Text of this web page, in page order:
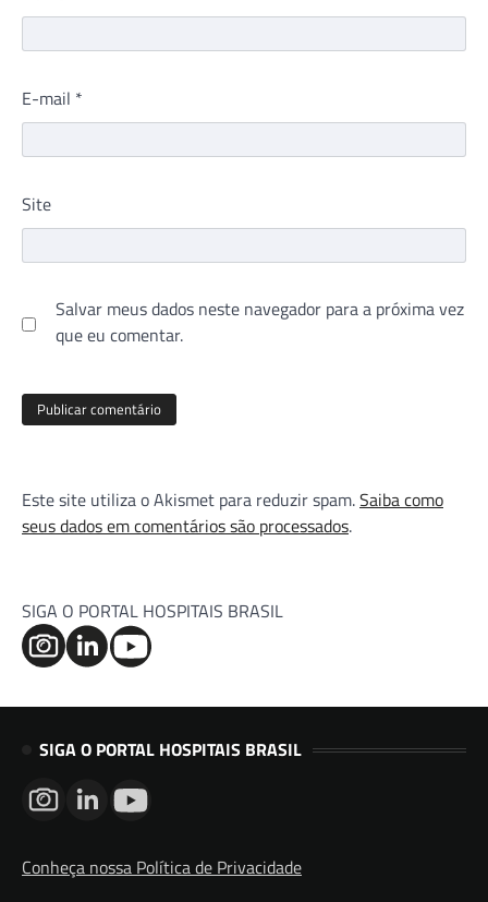
E-mail *
Site
Salvar meus dados neste navegador para a próxima vez
que eu comentar.
Este site utiliza o Akismet para reduzir spam.Saiba como
seus dados em comentários são processados.
SIGA O PORTAL HOSPITAIS BRASIL
SIGA O PORTAL HOSPITAIS BRASIL
Conheça nossa Política de Privacidade